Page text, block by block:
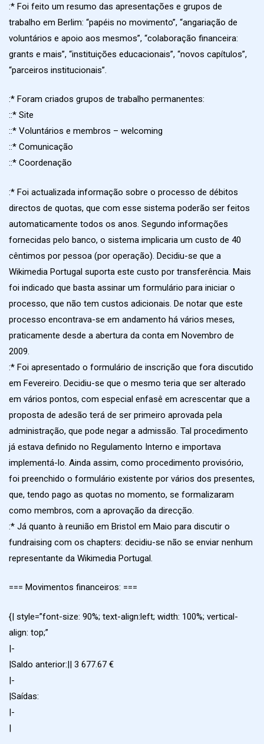
:* Foi feito um resumo das apresentações e grupos de
trabalho em Berlim: “papéis no movimento”, “angariação de
voluntários e apoio aos mesmos”, “colaboração financeira:
grants e mais”, “instituições educacionais”, “novos capítulos”,
“parceiros institucionais”.
:* Foram criados grupos de trabalho permanentes:
::* Site
::* Voluntários e membros – welcoming
::* Comunicação
::* Coordenação
:* Foi actualizada informação sobre o processo de débitos
directos de quotas, que com esse sistema poderão ser feitos
automaticamente todos os anos. Segundo informações
fornecidas pelo banco, o sistema implicaria um custo de 40
cêntimos por pessoa (por operação). Decidiu-se que a
Wikimedia Portugal suporta este custo por transferência. Mais
foi indicado que basta assinar um formulário para iniciar o
processo, que não tem custos adicionais. De notar que este
processo encontrava-se em andamento há vários meses,
praticamente desde a abertura da conta em Novembro de
2009.
:* Foi apresentado o formulário de inscrição que fora discutido
em Fevereiro. Decidiu-se que o mesmo teria que ser alterado
em vários pontos, com especial enfasê em acrescentar que a
proposta de adesão terá de ser primeiro aprovada pela
administração, que pode negar a admissão. Tal procedimento
já estava definido no Regulamento Interno e importava
implementá-lo. Ainda assim, como procedimento provisório,
foi preenchido o formulário existente por vários dos presentes,
que, tendo pago as quotas no momento, se formalizaram
como membros, com a aprovação da direcção.
:* Já quanto à reunião em Bristol em Maio para discutir o
fundraising com os chapters: decidiu-se não se enviar nenhum
representante da Wikimedia Portugal.
=== Movimentos financeiros: ===
{| style=”font-size: 90%; text-align:left; width: 100%; vertical-
align: top;”
|-
|Saldo anterior:|| 3 677.67 €
|-
|Saídas:
|-
|